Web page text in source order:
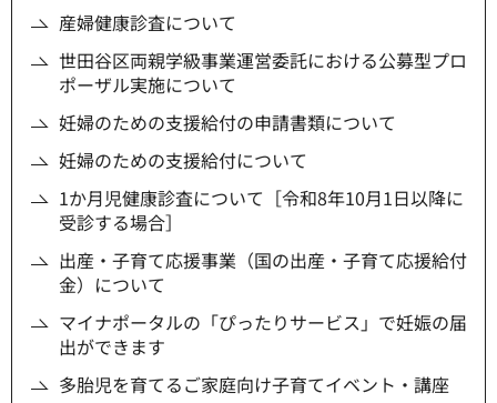
産婦健康診査について
世田谷区両親学級事業運営委託における公募型プロ
ポーザル実施について
妊婦のための支援給付の申請書類について
妊婦のための支援給付について
1か月児健康診査について［令和8年10月1日以降に
受診する場合］
出産・子育て応援事業（国の出産・子育て応援給付
金）について
マイナポータルの「ぴったりサービス」で妊娠の届
出ができます
多胎児を育てるご家庭向け子育てイベント・講座